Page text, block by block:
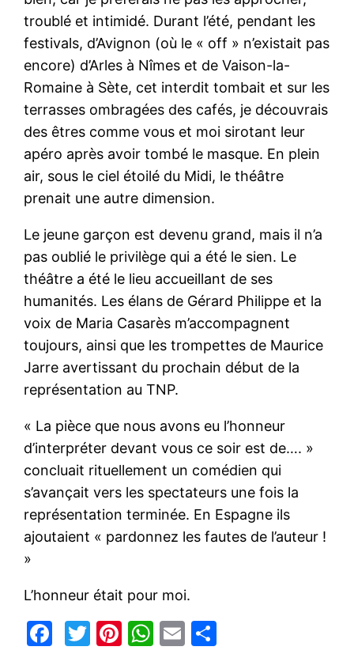
troublé et intimidé. Durant l’été, pendant les
festivals, d’Avignon (où le « off » n’existait pas
encore) d’Arles à Nîmes et de Vaison-la-
Romaine à Sète, cet interdit tombait et sur les
terrasses ombragées des cafés, je découvrais
des êtres comme vous et moi sirotant leur
apéro après avoir tombé le masque. En plein
air, sous le ciel étoilé du Midi, le théâtre
prenait une autre dimension.
Le jeune garçon est devenu grand, mais il n’a
pas oublié le privilège qui a été le sien. Le
théâtre a été le lieu accueillant de ses
humanités. Les élans de Gérard Philippe et la
voix de Maria Casarès m’accompagnent
toujours, ainsi que les trompettes de Maurice
Jarre avertissant du prochain début de la
représentation au TNP.
« La pièce que nous avons eu l’honneur
d’interpréter devant vous ce soir est de…. »
concluait rituellement un comédien qui
s’avançait vers les spectateurs une fois la
représentation terminée. En Espagne ils
ajoutaient « pardonnez les fautes de l’auteur !
»
L’honneur était pour moi.
Facebook
Twitter
Pinterest
WhatsApp
Email